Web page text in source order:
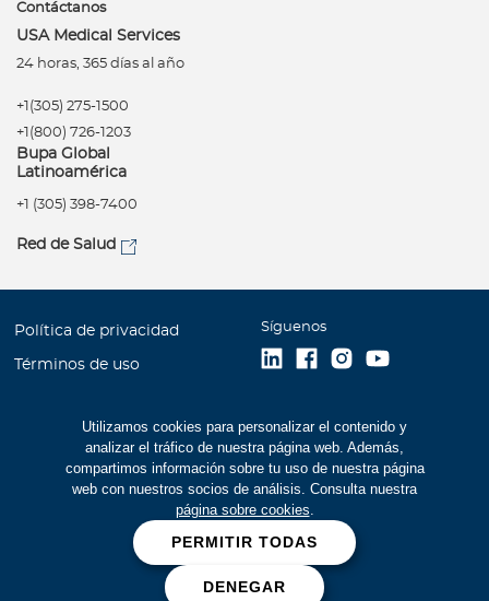
Utilizamos cookies para personalizar el contenido y
analizar el tráfico de nuestra página web. Además,
compartimos información sobre tu uso de nuestra página
web con nuestros socios de análisis. Consulta nuestra
página sobre cookies.
PERMITIR TODAS
DENEGAR
Contáctanos
USA Medical Services
24 horas, 365 días al año
+1(305) 275-1500
+1(800) 726-1203
Bupa Global
Latinoamérica
+1 (305) 398-7400
Red de Salud
Política de privacidad
Términos de uso
Mapa del Sitio
Trabaje con Bupa
Estados Financieros (516
Prevención de fraudes
Síguenos